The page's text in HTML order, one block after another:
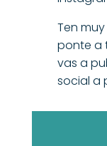
Ten
ponte a
vas a
social a